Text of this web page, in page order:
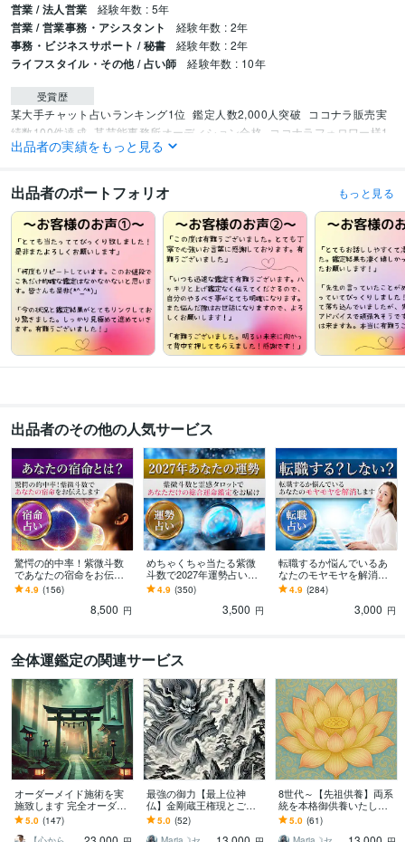
営業 / 法人営業 経験年数 : 5年
営業 / 営業事務・アシスタント 経験年数 : 2年
事務・ビジネスサポート / 秘書 経験年数 : 2年
ライフスタイル・その他 / 占い師 経験年数 : 10年
受賞歴
某大手チャット占いランキング1位 鑑定人数2,000人突破
ココナラ販売実
績数100件達成 某芸能事務所オーディション合格
ココナラフォロワー様1
00人突破 ココナラ販売実績数200件達成
ォロワー様400人突破
ココナラフォロワー様500人突破
ココナラ販売実績
数400件達成
ココナラフォロワー様600人突破
ココナラフォロワー様700
人突破 ココナラフォロワー様800人突破 ココナラ販売実績数500件達成
ココナラフォロワー様900人突破 ココナラ販売実績数600件達成
フォロワー様1000人突破
ココナラ販売実績数700件達成
得意分野
占い 紫微斗数 四柱推命 数理占術 霊感タロット 紫微斗数タロット ルノ
ルマンカード サイキックタロットオラクルカード エンジェルアンサーオ
ラクルカード ロマンスエンジェルオラクルカード セイクレッドデスティ
ニーオラクルカード
語学力
英語 日常会話レベル
出品者の実績をもっと見る
出品者のポートフォリオ もっと見る
出品者のその他の人気サービス
驚愕の的中率！紫微斗数
であなたの宿命をお伝え
します あなたも知らな
い、自分の生まれ持った
本質を知りたい人へ
4.9 (156)
8,500 円
めちゃくちゃ当たる紫微
斗数で2027年運勢占いま
す あなただけの『全体運/
恋愛運/仕事運/金運』をお
4.9 (350)
3,500 円
転職するか悩んでいるあ
なたのモヤモヤを解消し
ます 仕事運から転職のベ
ストタイミング、天職探
4.9 (284)
3,000 円
全体運鑑定の関連サービス
オーダーメイド施術を実
施致します 完全オーダー
メイドの特別商品となり
ます
5.0 (147)
最強の御力【最上位神
仏】金剛蔵王権現とご縁
結びます 過去・現在・未
来を同時に護る唯一の三
5.0 (52)
8世代～【先祖供養】両系
統を本格御供養いたしま
す 三十七尊曼荼羅供養｜
カルマ解消・大開運・水
5.0 (61)